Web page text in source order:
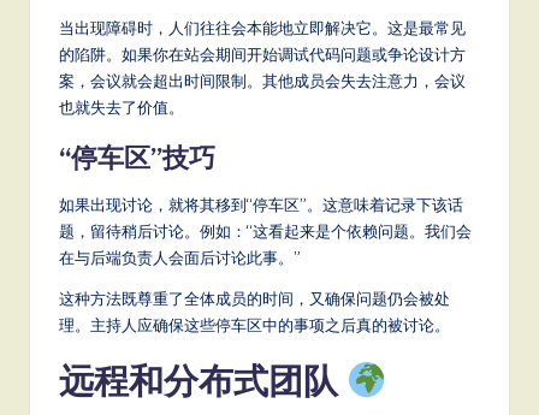
当出现障碍时，人们往往会本能地立即解决它。这是最常见
的陷阱。如果你在站会期间开始调试代码问题或争论设计方
案，会议就会超出时间限制。其他成员会失去注意力，会议
也就失去了价值。
“停车区”技巧
如果出现讨论，就将其移到“停车区”。这意味着记录下该话
题，留待稍后讨论。例如：“这看起来是个依赖问题。我们会
在与后端负责人会面后讨论此事。”
这种方法既尊重了全体成员的时间，又确保问题仍会被处
理。主持人应确保这些停车区中的事项之后真的被讨论。
远程和分布式团队